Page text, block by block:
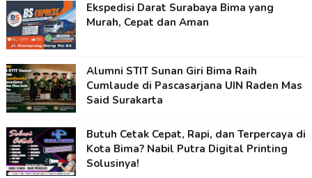
Ekspedisi Darat Surabaya Bima yang
Murah, Cepat dan Aman
Alumni STIT Sunan Giri Bima Raih
Cumlaude di Pascasarjana UIN Raden Mas
Said Surakarta
Butuh Cetak Cepat, Rapi, dan Terpercaya di
Kota Bima? Nabil Putra Digital Printing
Solusinya!